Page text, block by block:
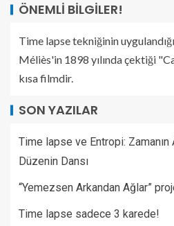
ÖNEMLI BILGILER!
Time lapse tekniğinin
Méliès'in 1898 yılında çektiği
kısa filmdir.
SON YAZILAR
Time lapse ve Entropi: Zamanın
Düzenin Dansı
“Yemezsen Arkandan Ağlar”
Time lapse sadece 3 karede!